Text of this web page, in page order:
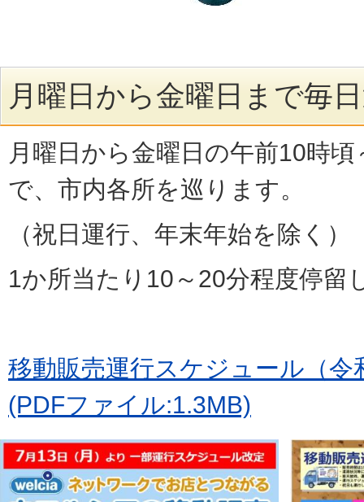
月曜日から金曜日まで毎
月曜日から金曜日の午前10時
で、市内各所を巡ります。
（祝日運行、年末年始を除く）
1か所当たり10～20分程度停留
移動販売運行スケジュール（令
(PDFファイル:1.3MB)